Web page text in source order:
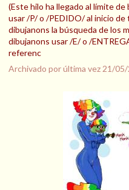
(Este hilo ha llegado al límite
usar /P/ o /PEDIDO/ al inicio
dibujanons la búsqueda de los
dibujanons usar /E/ o /
referenc
Archivado por última vez 21/05/